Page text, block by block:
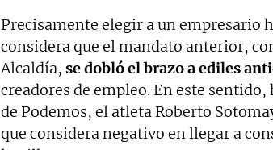
Precisamente elegir a un empresario
considera que el mandato anterior,
Alcaldía, se dobló el brazo a ediles
creadores de empleo. En este
de Podemos, el atleta Roberto
que considera negativo en llegar a